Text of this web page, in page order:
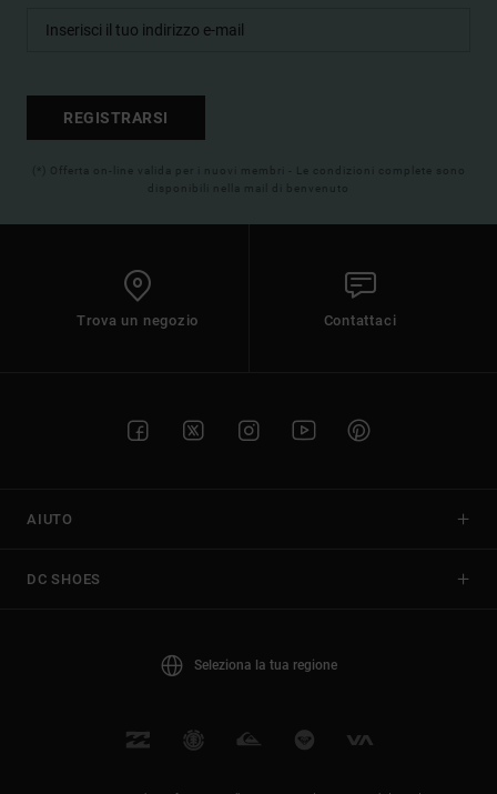
REGISTRARSI
(*) Offerta on-line valida per i nuovi membri - Le condizioni complete sono
disponibili nella mail di benvenuto
Trova un negozio Contattaci
AIUTO
DC SHOES
Seleziona la tua regione